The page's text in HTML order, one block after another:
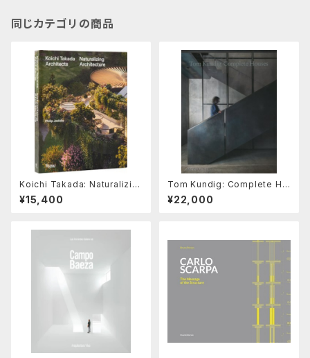
同じカテゴリの商品
Koichi Takada: Naturalizin
g Architecture
¥15,400
Tom Kundig: Complete Ho
uses
¥22,000